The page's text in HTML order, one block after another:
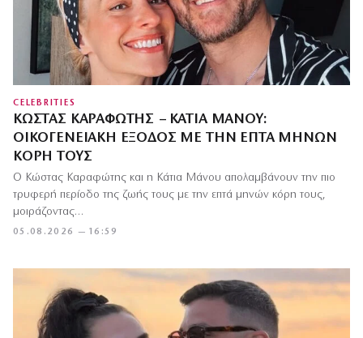
CELEBRITIES
ΚΏΣΤΑΣ ΚΑΡΑΦΏΤΗΣ – ΚΆΤΙΑ ΜΆΝΟΥ:
ΟΙΚΟΓΕΝΕΙΑΚΉ ΈΞΟΔΟΣ ΜΕ ΤΗΝ ΕΠΤΆ ΜΗΝΏΝ
ΚΌΡΗ ΤΟΥΣ
05.08.2026 — 16:59
Ο Κώστας Καραφώτης και η Κάτια Μάνου απολαμβάνουν την πιο
τρυφερή περίοδο της ζωής τους με την επτά μηνών κόρη τους,
μοιράζοντας…